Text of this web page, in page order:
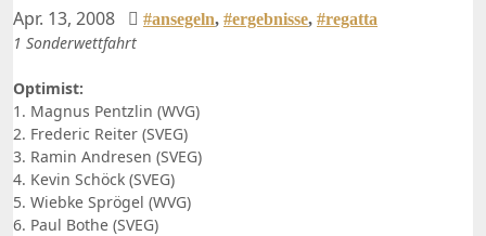
Apr. 13, 2008 #ansegeln, #ergebnisse, #regatta
1 Sonderwettfahrt
Optimist:
1. Magnus Pentzlin (WVG)
2. Frederic Reiter (SVEG)
3. Ramin Andresen (SVEG)
4. Kevin Schöck (SVEG)
5. Wiebke Sprögel (WVG)
6. Paul Bothe (SVEG)